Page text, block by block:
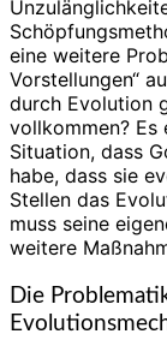
eine weitere
Vorstellungen“
durch Evolution
vollkommen?
Situation, dass
habe, dass sie
Stellen das
muss seine
weitere
Die